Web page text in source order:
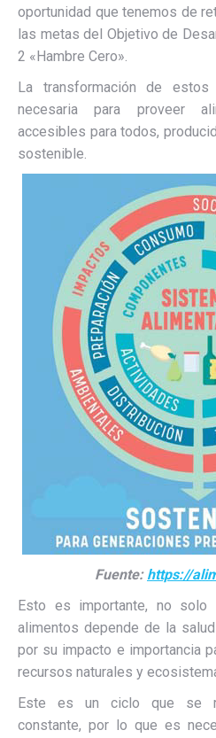
oportunidad que tenemos de
las metas del Objetivo de
2 «Hambre Cero».
La transformación de
necesaria para proveer
accesibles para todos,
sostenible.
Fuente: https://
Esto es importante, no solo
alimentos depende de la
por su impacto e importancia
recursos naturales y
Este es un ciclo que se
constante, por lo que es